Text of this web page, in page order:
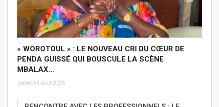
« WOROTOUL » : LE NOUVEAU CRI DU CŒUR DE
PENDA GUISSÉ QUI BOUSCULE LA SCÈNE
MBALAX…
samedi 8 août 2026